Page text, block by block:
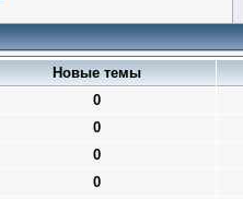
Новые темы
0
0
0
0